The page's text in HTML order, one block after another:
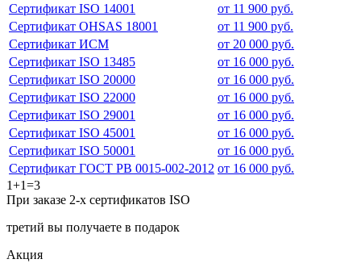
Сертификат ISO 14001
от 11 900 руб.
Сертификат OHSAS 18001
от 11 900 руб.
Сертификат ИСМ
от 20 000 руб.
Сертификат ISO 13485
от 16 000 руб.
Сертификат ISO 20000
от 16 000 руб.
Сертификат ISO 22000
от 16 000 руб.
Сертификат ISO 29001
от 16 000 руб.
Сертификат ISO 45001
от 16 000 руб.
Сертификат ISO 50001
от 16 000 руб.
Сертификат ГОСТ РВ 0015-002-2012 от 16 000 руб.
1+1=3
При заказе 2-х сертификатов ISO
третий вы получаете в подарок
Акция